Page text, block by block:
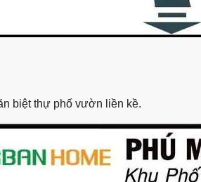
biệt thự phố vườn liền kề.